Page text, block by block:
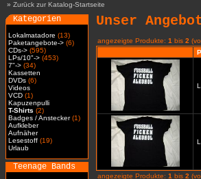
» Zurück zur Katalog-Startseite
Kategorien
Lokalmatadore (13)
Paketangebote-> (6)
CDs-> (595)
LPs/10"-> (453)
7"-> (34)
Kassetten
DVDs (6)
Videos
VCD (1)
Kapuzenpulli
T-Shirts (2)
Badges / Anstecker(1)
Aufkleber
Aufnäher
Lesestoff (19)
Urlaub
Teenage Bands
Unser Angebot
angezeigte Produkte: 1 bis 2
angezeigte Produkte: 1 bis 2